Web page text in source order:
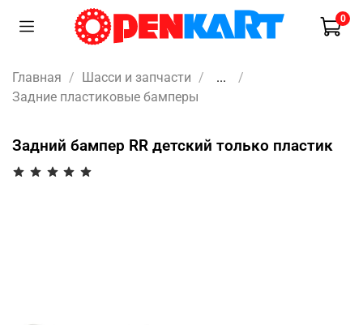
0
Главная Шасси и запчасти
...
Задние пластиковые бамперы
Задний бампер RR детский только пластик